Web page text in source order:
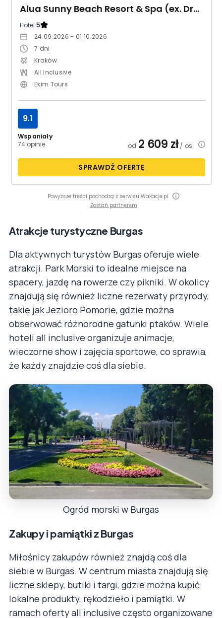
Alua Sunny Beach Resort & Spa (ex. Dreams Sunny Beach Resort & Spa)
Hotel:5
24.09.2026 - 01.10.2026
7 dni
Kraków
All Inclusive
Exim Tours
Wspaniały
74 opinie
9.1
od 2 609 zł/ os.
SPRAWDŹ OFERTĘ
Powyższe treści pochodzą z serwisu Wakacje.pl
Zostań partnerem
Atrakcje turystyczne Burgas
Dla aktywnych turystów Burgas oferuje wiele
atrakcji. Park Morski to idealne miejsce na
spacery, jazdę na rowerze czy pikniki. W okolicy
znajdują się również liczne rezerwaty przyrody,
takie jak Jezioro Pomorie, gdzie można
obserwować różnorodne gatunki ptaków. Wiele
hoteli all inclusive organizuje animacje,
wieczorne show i zajęcia sportowe, co sprawia,
że każdy znajdzie coś dla siebie.
Ogród morski w Burgas
Zakupy i pamiątki z Burgas
Miłośnicy zakupów również znajdą coś dla
siebie w Burgas. W centrum miasta znajdują się
liczne sklepy, butiki i targi, gdzie można kupić
lokalne produkty, rękodzieło i pamiątki. W
ramach oferty all inclusive często organizowane